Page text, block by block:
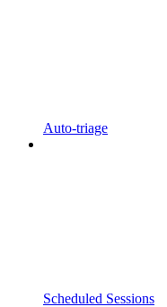
Auto-triage
Scheduled Sessions